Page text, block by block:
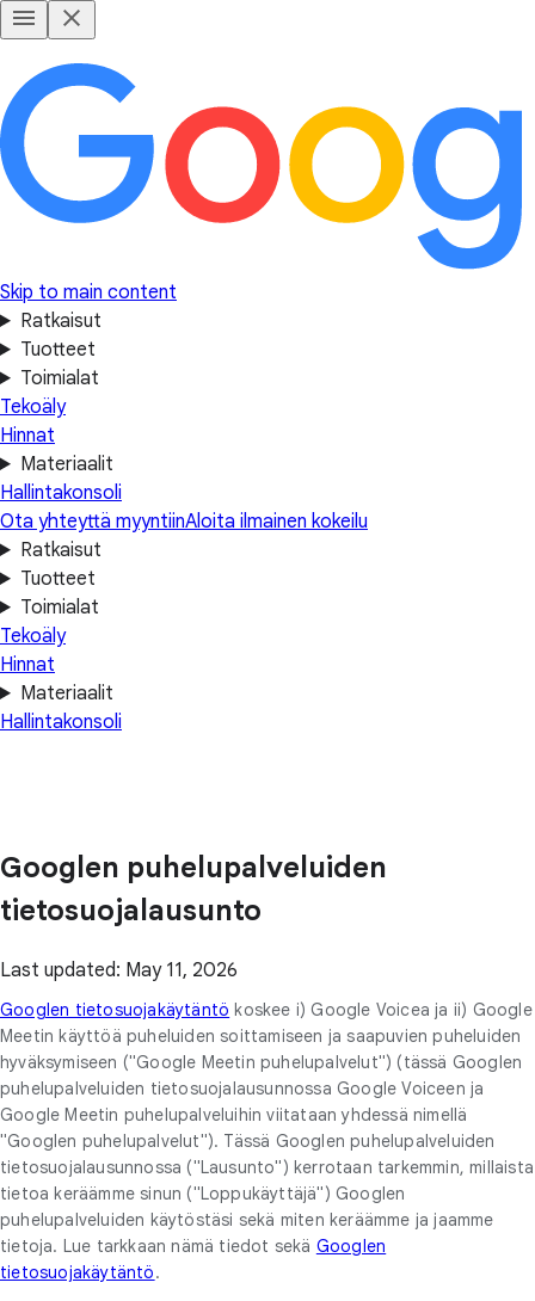
Skip to main content
Ratkaisut
Tuotteet
Toimialat
Tekoäly
Hinnat
Materiaalit
Hallintakonsoli
Ota yhteyttä myyntiinAloita ilmainen kokeilu
Ratkaisut
Tuotteet
Toimialat
Tekoäly
Hinnat
Materiaalit
Hallintakonsoli
Googlen puhelupalveluiden
tietosuojalausunto
Last updated: May 11, 2026
Googlen tietosuojakäytäntö koskee i) Google Voicea ja ii) Google
Meetin käyttöä puheluiden soittamiseen ja saapuvien puheluiden
hyväksymiseen ("Google Meetin puhelupalvelut") (tässä Googlen
puhelupalveluiden tietosuojalausunnossa Google Voiceen ja
Google Meetin puhelupalveluihin viitataan yhdessä nimellä
"Googlen puhelupalvelut"). Tässä Googlen puhelupalveluiden
tietosuojalausunnossa ("Lausunto") kerrotaan tarkemmin, millaista
tietoa keräämme sinun ("Loppukäyttäjä") Googlen
puhelupalveluiden käytöstäsi sekä miten keräämme ja jaamme
tietoja. Lue tarkkaan nämä tiedot sekä Googlen
tietosuojakäytäntö.